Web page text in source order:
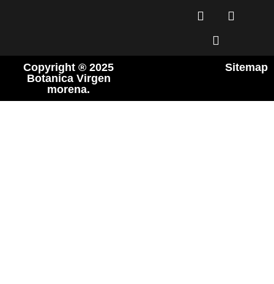
Copyright ® 2025
Botanica Virgen
morena.
Sitemap